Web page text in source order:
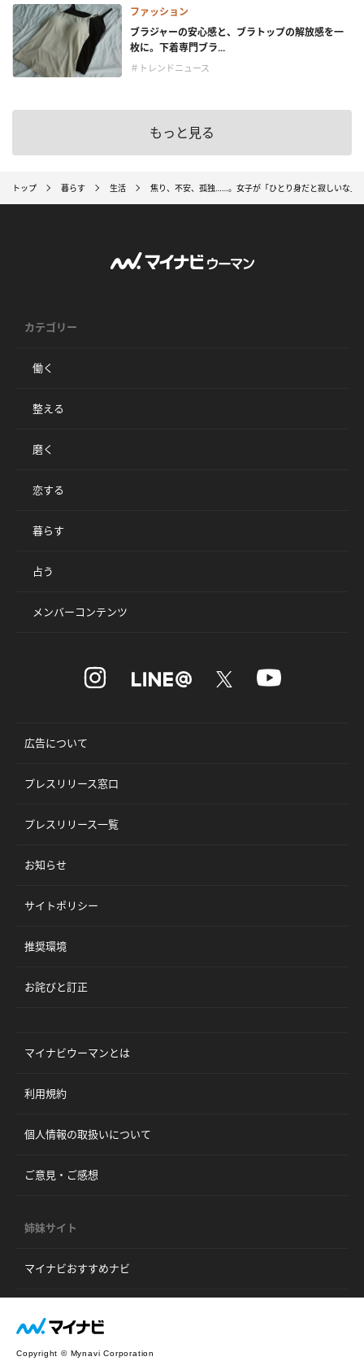
ファッション
ブラジャーの安心感と、ブラトップの解放感を一
枚に。下着専門ブラ...
＃トレンドニュース
もっと見る
トップ 暮らす 生活 焦り、不安、孤独……。女子が「ひとり身だと寂しいな」
カテゴリー
働く
整える
磨く
恋する
暮らす
占う
メンバーコンテンツ
広告について
プレスリリース窓口
プレスリリース一覧
お知らせ
サイトポリシー
推奨環境
お詫びと訂正
マイナビウーマンとは
利用規約
個人情報の取扱いについて
ご意見・ご感想
姉妹サイト
マイナビおすすめナビ
Copyright © Mynavi Corporation